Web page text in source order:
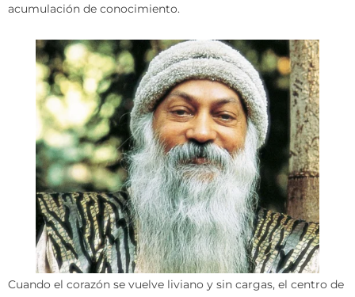
acumulación de conocimiento.
Cuando el corazón se vuelve liviano y sin cargas, el centro de